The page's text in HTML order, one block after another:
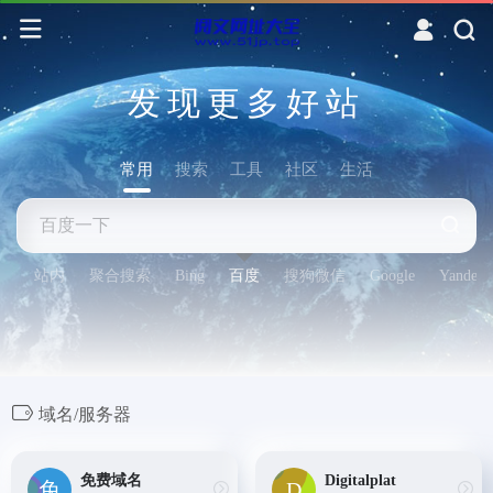
发现更多好站
常用 搜索 工具 社区 生活
站内 聚合搜索 Bing 百度 搜狗微信 Google Yandex
域名/服务器
免费域名 Digitalplat